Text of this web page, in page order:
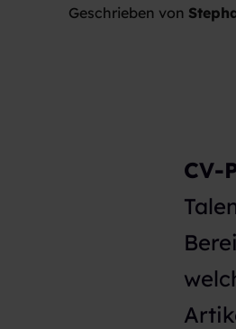
Geschrieben von
CV-